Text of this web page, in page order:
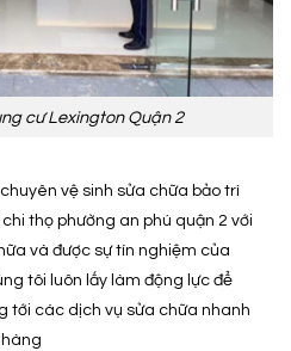
cư Lexington Quận 2
vệ sinh sửa chữa bảo trì
thọ phường an phú quận 2 với
và được sự tín nghiệm của
tôi luôn lấy làm động lực để
tới các dịch vụ sửa chữa nhanh